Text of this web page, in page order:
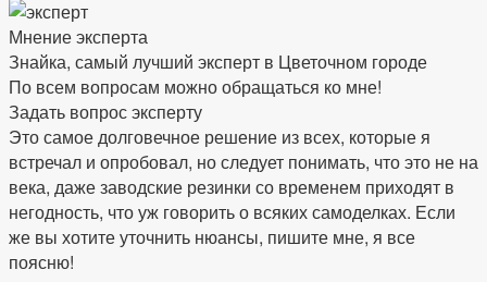
Мнение эксперта
Знайка, самый лучший эксперт в Цветочном городе
По всем вопросам можно обращаться ко мне!
Задать вопрос эксперту
Это самое долговечное решение из всех, которые я
встречал и опробовал, но следует понимать, что это не на
века, даже заводские резинки со временем приходят в
негодность, что уж говорить о всяких самоделках. Если
же вы хотите уточнить нюансы, пишите мне, я все
поясню!